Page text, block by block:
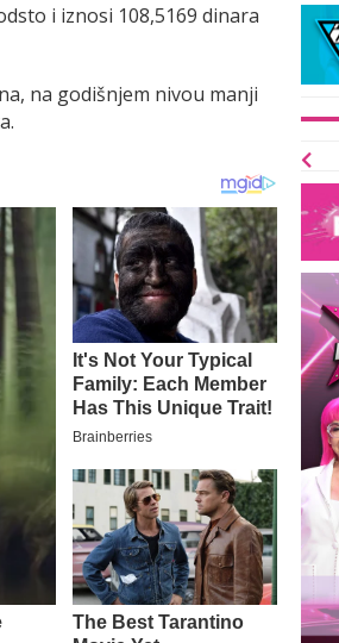
i iznosi 108,5169 dinara
na godišnjem nivou manji